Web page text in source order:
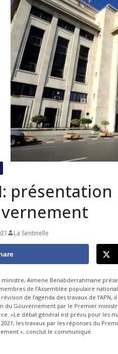
présentation
La Sentinelle
Aïmene Benabderrahmane
de l’Assemblée populaire
de l’agenda des travaux de
du Gouvernement par le Premier
»Le débat général est prévu pour les
les travaux par les réponses du
», conclut le communiqué.